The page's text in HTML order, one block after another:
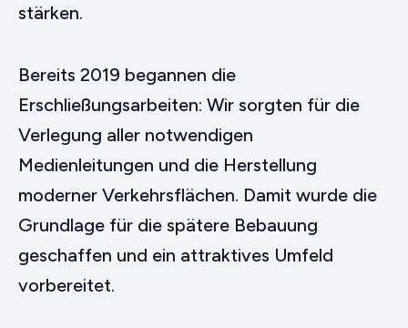
stärken.
Bereits 2019 begannen die
Erschließungsarbeiten: Wir sorgten für die
Verlegung aller notwendigen
Medienleitungen und die Herstellung
moderner Verkehrsflächen. Damit wurde die
Grundlage für die spätere Bebauung
geschaffen und ein attraktives Umfeld
vorbereitet.